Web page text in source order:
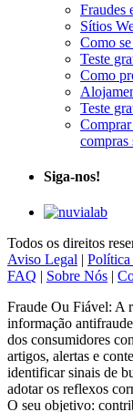
Fraudes
Sítios
Como
Teste
Como
Teste
Comprar
compras
Siga-nos!
Todos os direitos
Aviso Legal
Política
FAQ
Sobre Nós
Fraude Ou Fiável: A
informação
dos consumidores
artigos, alertas e
identificar sinais de
adotar os reflexos
O seu objetivo: